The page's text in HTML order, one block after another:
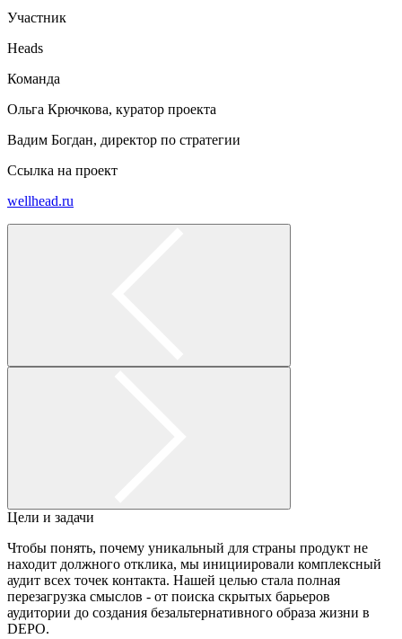
Участник
Heads
Команда
Ольга Крючкова, куратор проекта
Вадим Богдан, директор по стратегии
Ссылка на проект
wellhead.ru
Цели и задачи
Чтобы понять, почему уникальный для страны продукт не
находит должного отклика, мы инициировали комплексный
аудит всех точек контакта. Нашей целью стала полная
перезагрузка смыслов - от поиска скрытых барьеров
аудитории до создания безальтернативного образа жизни в
DEPO.